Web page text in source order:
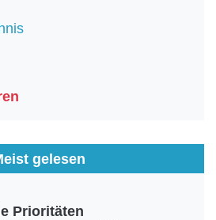
gelesen
Prioritäten